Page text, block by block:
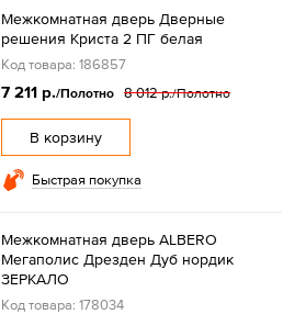
Межкомнатная дверь Дверные
решения Криста 2 ПГ белая
Код товара: 186857
7 211 р./Полотно 8 012 р./Полотно
В корзину
Быстрая покупка
Межкомнатная дверь ALBERO
Мегаполис Дрезден Дуб нордик
ЗЕРКАЛО
Код товара: 178034